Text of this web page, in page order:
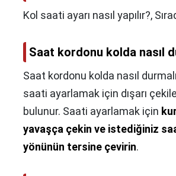
Kol saati ayarı nasıl yapılır?,
Saat kordonu kolda nasıl
Saat kordonu kolda nasıl
saati ayarlamak için dışarı
bulunur. Saati ayarlamak için
yavaşça çekin ve istediğiniz
yönünün tersine çevirin.